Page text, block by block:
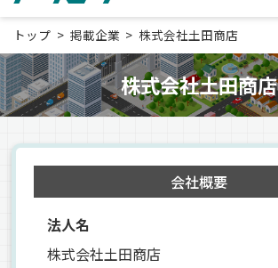
トップ 掲載企業 株式会社土田商店
株式会社土田商店
会社概要
法人名
株式会社土田商店